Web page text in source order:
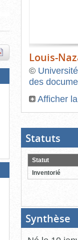
Louis-
©
des
Afficher
bloc
d'onglets
Statuts
pour
Statut
Inventorié
Synthèse